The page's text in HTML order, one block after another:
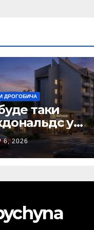
ДРОГОБИЧА
таки
у
(Фото)
6, 2026